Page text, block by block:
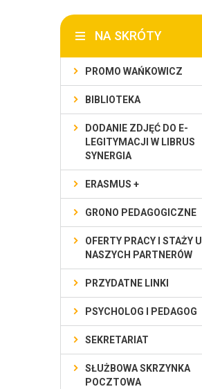
NA SKRÓTY
PROMO WAŃKOWICZ
BIBLIOTEKA
DODANIE ZDJĘĆ DO E-
LEGITYMACJI W LIBRUS
SYNERGIA
ERASMUS +
GRONO PEDAGOGICZNE
OFERTY PRACY I STAŻY U
NASZYCH PARTNERÓW
PRZYDATNE LINKI
PSYCHOLOG I PEDAGOG
SEKRETARIAT
SŁUŻBOWA SKRZYNKA
POCZTOWA